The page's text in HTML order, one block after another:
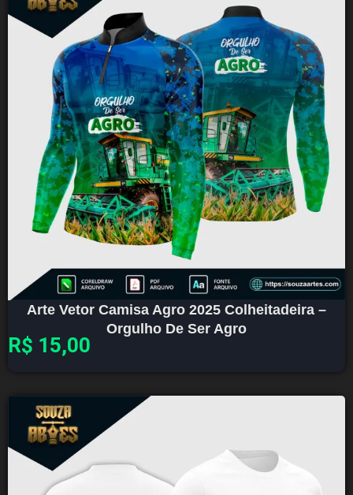
Arte Vetor Camisa Agro 2025 Colheitadeira –
Orgulho De Ser Agro
R$ 15,00